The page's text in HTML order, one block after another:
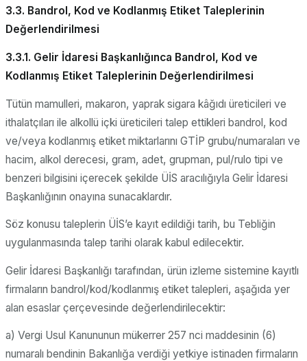
3.3. Bandrol, Kod ve Kodlanmış Etiket Taleplerinin
Değerlendirilmesi
3.3.1. Gelir İdaresi Başkanlığınca Bandrol, Kod ve
Kodlanmış Etiket Taleplerinin Değerlendirilmesi
Tütün mamulleri, makaron, yaprak sigara kâğıdı üreticileri ve
ithalatçıları ile alkollü içki üreticileri talep ettikleri bandrol, kod
ve/veya kodlanmış etiket miktarlarını GTİP grubu/numaraları ve
hacim, alkol derecesi, gram, adet, grupman, pul/rulo tipi ve
benzeri bilgisini içerecek şekilde ÜİS aracılığıyla Gelir İdaresi
Başkanlığının onayına sunacaklardır.
Söz konusu taleplerin ÜİS’e kayıt edildiği tarih, bu Tebliğin
uygulanmasında talep tarihi olarak kabul edilecektir.
Gelir İdaresi Başkanlığı tarafından, ürün izleme sistemine kayıtlı
firmaların bandrol/kod/kodlanmış etiket talepleri, aşağıda yer
alan esaslar çerçevesinde değerlendirilecektir:
a) Vergi Usul Kanununun mükerrer 257 nci maddesinin (6)
numaralı bendinin Bakanlığa verdiği yetkiye istinaden firmaların